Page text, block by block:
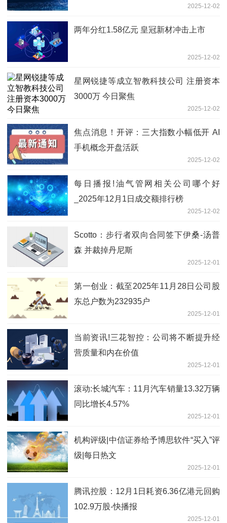
2025-12-02
两年分红1.58亿元 皇冠新材冲击上市
2025-12-02
星网锐捷等成立智教科技公司 注册资本
3000万 今日聚焦
2025-12-02
焦点消息！开评：三大指数小幅低开 AI
手机概念开盘活跃
2025-12-02
每日播报!油气管网相关公司哪个好
_2025年12月1日成交额排行榜
2025-12-02
Scotto：步行者双向合同签下伊桑-汤普
森 并裁掉丹尼斯
2025-12-01
第一创业：截至2025年11月28日公司股
东总户数为232935户
2025-12-01
当前资讯!三花智控：公司将不断提升经
营质量和内在价值
2025-12-01
滚动:长城汽车：11月汽车销量13.32万辆
同比增长4.57%
2025-12-01
机构评级|中信证券给予博思软件“买入”评
级|每日热文
2025-12-01
腾讯控股：12月1日耗资6.36亿港元回购
102.9万股-快播报
2025-12-01